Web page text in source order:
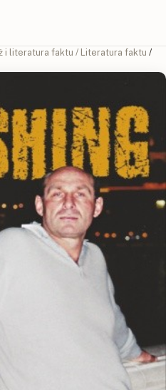
i literatura faktu / Literatura faktu /